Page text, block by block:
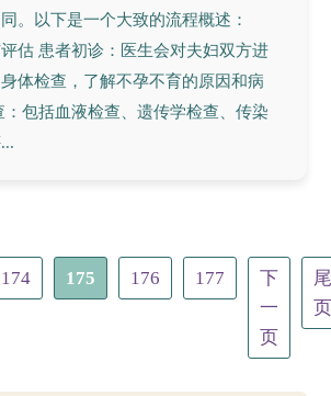
。以下是一个大致的流程概述：
估 患者初诊：医生会对夫妇双方进
体检查，了解不孕不育的原因和病
：包括血液检查、遗传学检查、传染
174 175 176 177
下
一
页
尾
页